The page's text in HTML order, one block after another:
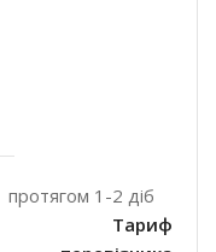
протягом 1-2 діб
Тариф